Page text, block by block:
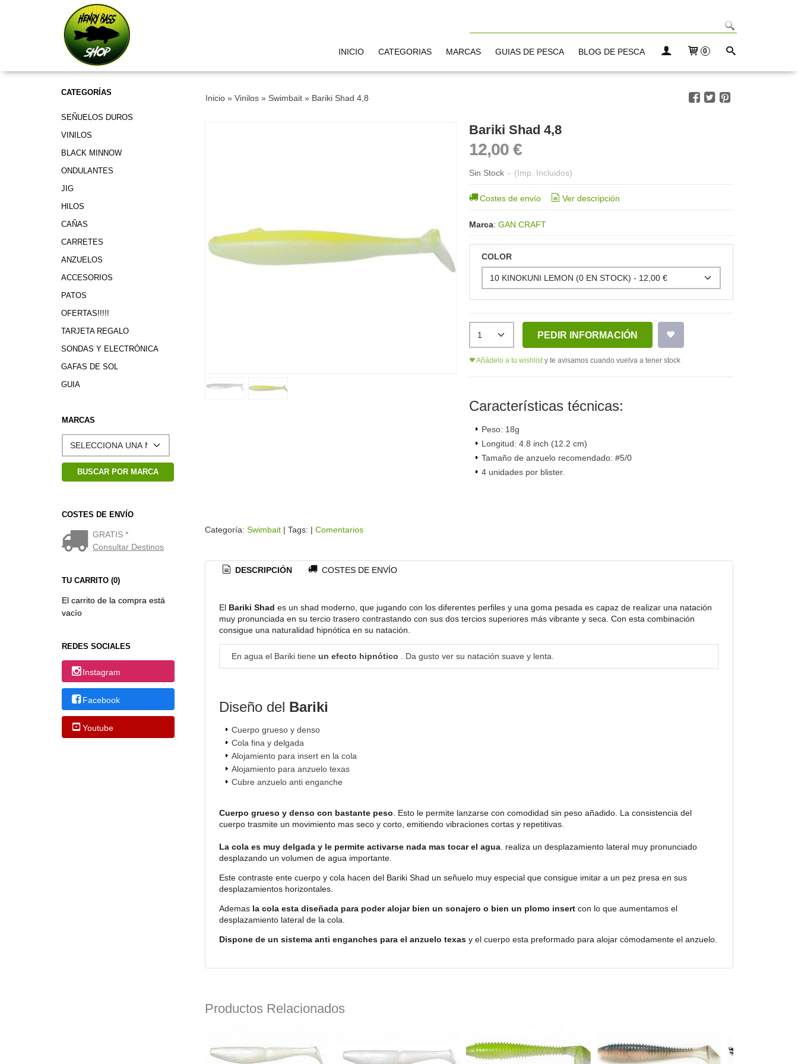
INICIO CATEGORIAS MARCAS GUIAS DE PESCA BLOG DE PESCA 0
CATEGORÍAS
SEÑUELOS DUROS
VINILOS
BLACK MINNOW
ONDULANTES
JIG
HILOS
CAÑAS
CARRETES
ANZUELOS
ACCESORIOS
PATOS
OFERTAS!!!!!
TARJETA REGALO
SONDAS Y ELECTRÓNICA
GAFAS DE SOL
GUIA
MARCAS
COSTES DE ENVÍO
GRATIS *
Consultar Destinos
TU CARRITO (0)
El carrito de la compra está
vacío
REDES SOCIALES
Instagram
Facebook
Youtube
Inicio» Vinilos » Swimbait » Bariki Shad 4,8
Bariki Shad 4,8
12,00 €
Sin Stock - (Imp. Incluidos)
Costes de envío Ver descripción
Marca: GAN CRAFT
COLOR
PEDIR INFORMACIÓN
Añádelo a tu wishlisty te avisamos cuando vuelva a tener stock
Características técnicas:
Peso: 18g
Longitud: 4.8 inch (12.2 cm)
Tamaño de anzuelo recomendado: #5/0
4 unidades por blister.
Categoría: Swimbait | Tags: | Comentarios
DESCRIPCIÓN COSTES DE ENVÍO
El Bariki Shad es un shad moderno, que jugando con los diferentes perfiles y una goma pesada es capaz de realizar una natación
muy pronunciada en su tercio trasero contrastando con sus dos tercios superiores más vibrante y seca. Con esta combinación
consigue una naturalidad hipnótica en su natación.
En agua el Bariki tieneun efecto hipnótico . Da gusto ver su natación suave y lenta.
Diseño del Bariki
Cuerpo grueso y denso
Cola fina y delgada
Alojamiento para insert en la cola
Alojamiento para anzuelo texas
Cubre anzuelo anti enganche
Cuerpo grueso y denso con bastante peso . Esto le permite lanzarse con comodidad sin peso añadido. La consistencia del
cuerpo trasmite un movimiento mas seco y corto, emitiendo vibraciones cortas y repetitivas.
La cola es muy delgada y le permite activarse nada mas tocar el agua . realiza un desplazamiento lateral muy pronunciado
desplazando un volumen de agua importante.
Este contraste ente cuerpo y cola hacen del Bariki Shad un señuelo muy especial que consigue imitar a un pez presa en sus
desplazamientos horizontales.
Ademas la cola esta diseñada para poder alojar bien un sonajero o bien un plomo insertcon lo que aumentamos el
desplazamiento lateral de la cola.
Dispone de un sistema anti enganches para el anzuelo texas y el cuerpo esta preformado para alojar cómodamente el anzuelo.
Productos Relacionados